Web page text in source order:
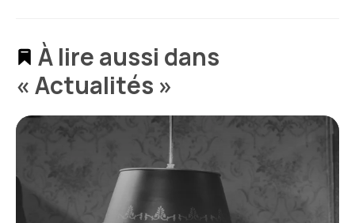
À lire aussi dans
« Actualités »